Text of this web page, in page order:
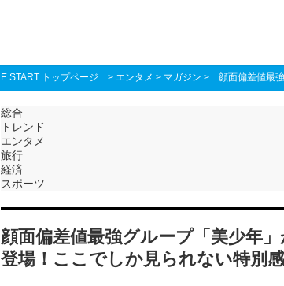
E START トップページ > エンタメ > マガジン > 顔面偏差値最
総合
トレンド
エンタメ
旅行
経済
スポーツ
顔面偏差値最強グループ「美少年
登場！ここでしか見られない特別